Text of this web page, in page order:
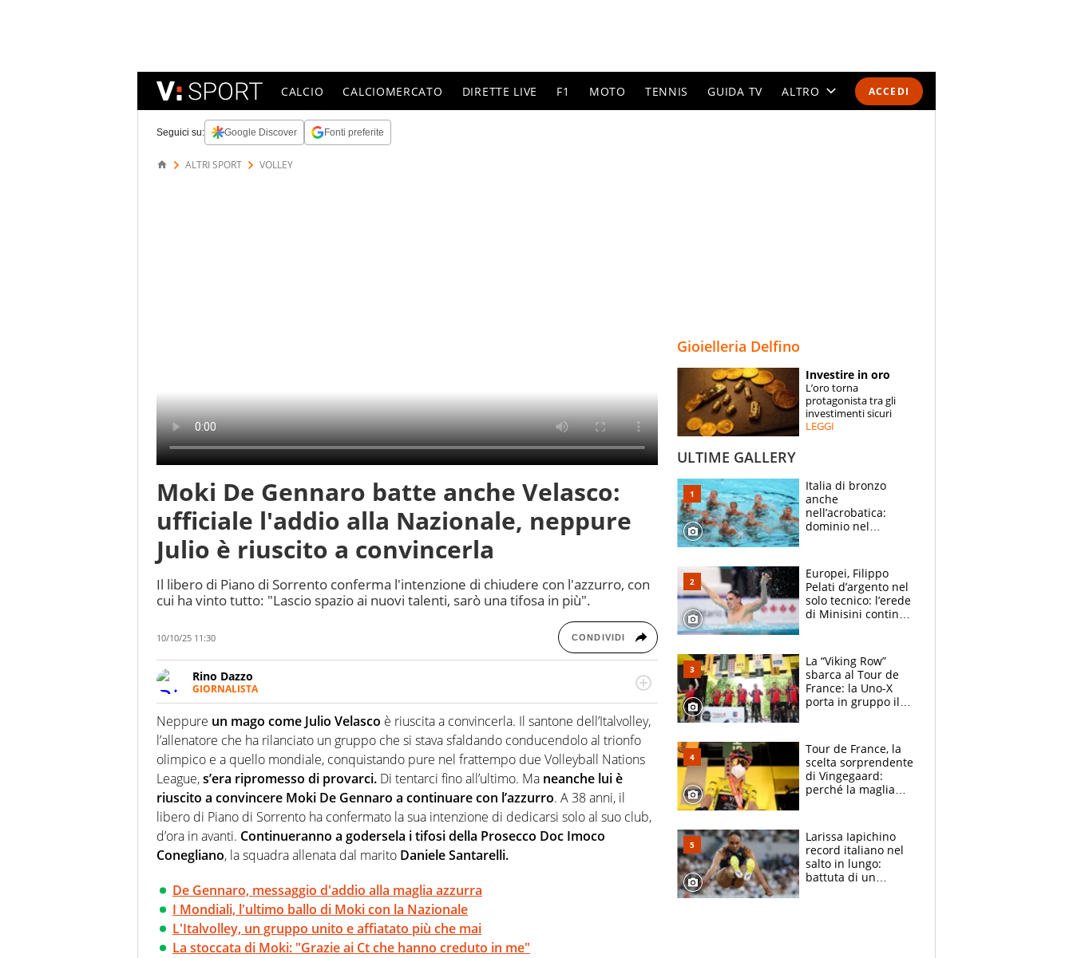
ACCEDI
CALCIO CALCIOMERCATO DIRETTE LIVE F1 MOTO TENNIS GUIDA TV ALTRO
SPECIALI
ESPERTI
Seguici su: Google Discover Fonti preferite
ALTRI SPORT VOLLEY
Moki De Gennaro batte anche Velasco:
ufficiale l'addio alla Nazionale, neppure
Julio è riuscito a convincerla
Il libero di Piano di Sorrento conferma l'intenzione di chiudere con l'azzurro, con
cui ha vinto tutto: "Lascio spazio ai nuovi talenti, sarò una tifosa in più".
10/10/25 11:30 CONDIVIDI
Rino Dazzo
GIORNALISTA
Se mai ci fosse modo di traslare il glossario del calcio in una nicchia di esperti, lui ne
farebbe parte. Non si perde una svista arbitrale né gli umori social del mondo delle
curve
Neppure un mago come Julio Velasco è riuscita a convincerla. Il santone dell’Italvolley,
l’allenatore che ha rilanciato un gruppo che si stava sfaldando conducendolo al trionfo
olimpico e a quello mondiale, conquistando pure nel frattempo due Volleyball Nations
League,s’era ripromesso di provarci. Di tentarci fino all’ultimo. Ma neanche lui è
riuscito a convincere Moki De Gennaro a continuare con l’azzurro. A 38 anni, il
libero di Piano di Sorrento ha confermato la sua intenzione di dedicarsi solo al suo club,
d’ora in avanti. Continueranno a godersela i tifosi della Prosecco Doc Imoco
Conegliano, la squadra allenata dal marito Daniele Santarelli.
De Gennaro, messaggio d'addio alla maglia azzurra
I Mondiali, l'ultimo ballo di Moki con la Nazionale
L'Italvolley, un gruppo unito e affiatato più che mai
La stoccata di Moki: "Grazie ai Ct che hanno creduto in me"
Gioielleria Delfino
Investire in oro
L’oro torna
protagonista tra gli
investimenti sicuri
LEGGI
ULTIME GALLERY
Italia di bronzo
anche
nell’acrobatica:
dominio nel
e compagni
continuare
Europei, Filippo
Pelati d’argento nel
solo tecnico: l’erede
di Minisini continua
mirino
La “Viking Row”
sbarca al Tour de
France: la Uno-X
porta in gruppo il
compagni
Tour de France, la
scelta sorprendente
di Vingegaard:
perché la maglia
rischio da evitare
Larissa Iapichino
record italiano nel
salto in lungo:
battuta di un